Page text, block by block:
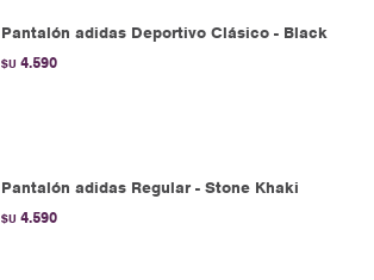
Pantalón adidas Deportivo Clásico - Black
$U 4.590
Pantalón adidas Regular - Stone Khaki
$U 4.590